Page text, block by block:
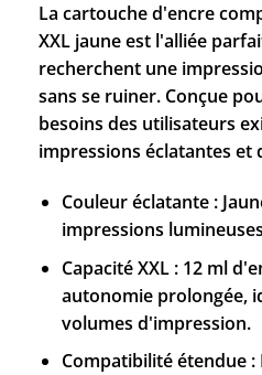
La cartouche d'encre
XXL jaune est l'alliée
recherchent une
sans se ruiner. Conçue
besoins des utilisateurs
impressions éclatantes et
Couleur éclatante :
impressions
Capacité XXL : 12 ml
autonomie prolongée,
volumes d'impression.
Compatibilité étendue